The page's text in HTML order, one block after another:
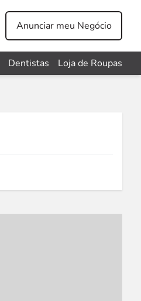
Anunciar meu Negócio
Dentistas Loja de Roupas